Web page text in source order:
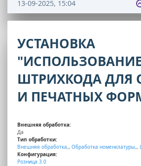
13-09-2025, 15:04
УСТАНОВКА
"ИСПОЛЬЗОВАНИЕ
ШТРИХКОДА ДЛЯ
И ПЕЧАТНЫХ
Внешняя обработка:
Да
Тип обработки:
Внешняя обработка,, Обработка номенклатуры,,
Конфигурация:
Розница 3.0